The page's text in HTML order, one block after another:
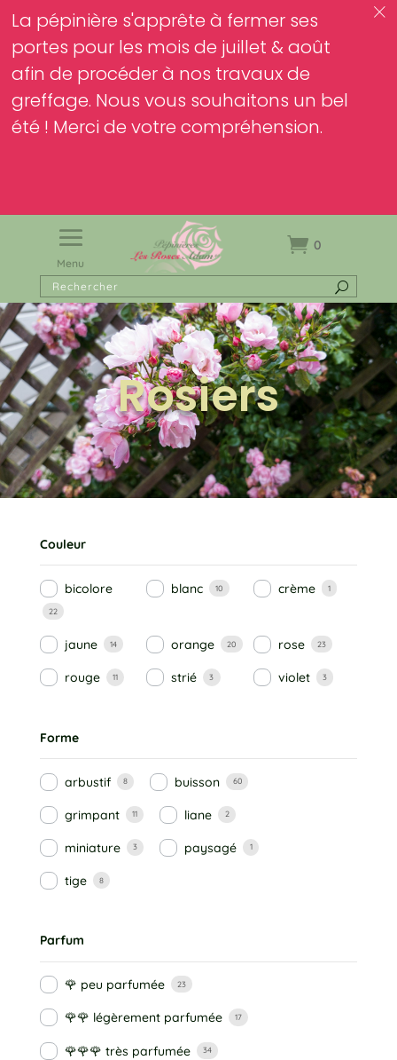
La pépinière s'apprête à fermer ses
portes pour les mois de juillet & août
afin de procéder à nos travaux de
greffage. Nous vous souhaitons un bel
été ! Merci de votre compréhension.
c
Menu
0
Rosiers
Couleur
bicolore
22
blanc 10 crème 1
jaune 14 orange 20 rose 23
rouge 11 strié 3 violet 3
Forme
arbustif 8 buisson 60
grimpant 11 liane 2
miniature 3 paysagé 1
tige 8
Parfum
🌹 peu parfumée 23
🌹🌹 légèrement parfumée 17
🌹🌹🌹 très parfumée 34